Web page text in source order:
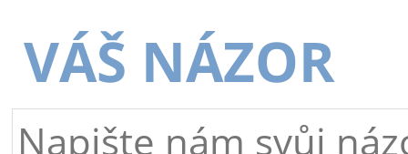
VÁŠ NÁZOR